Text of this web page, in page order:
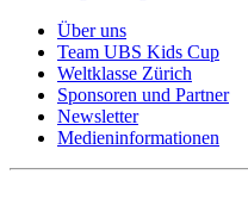
Über uns
Team UBS Kids Cup
Weltklasse Zürich
Sponsoren und Partner
Newsletter
Medieninformationen